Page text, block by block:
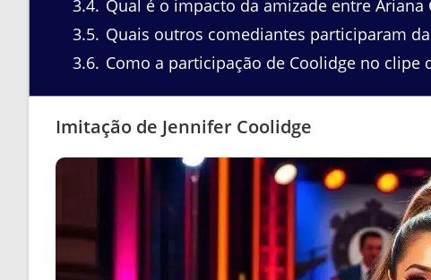
3.4 Qual é o impacto da amizade entre Ariana
3.5 Quais outros comediantes participaram
3.6 Como a participação de Coolidge no clipe
Imitação de Jennifer Coolidge